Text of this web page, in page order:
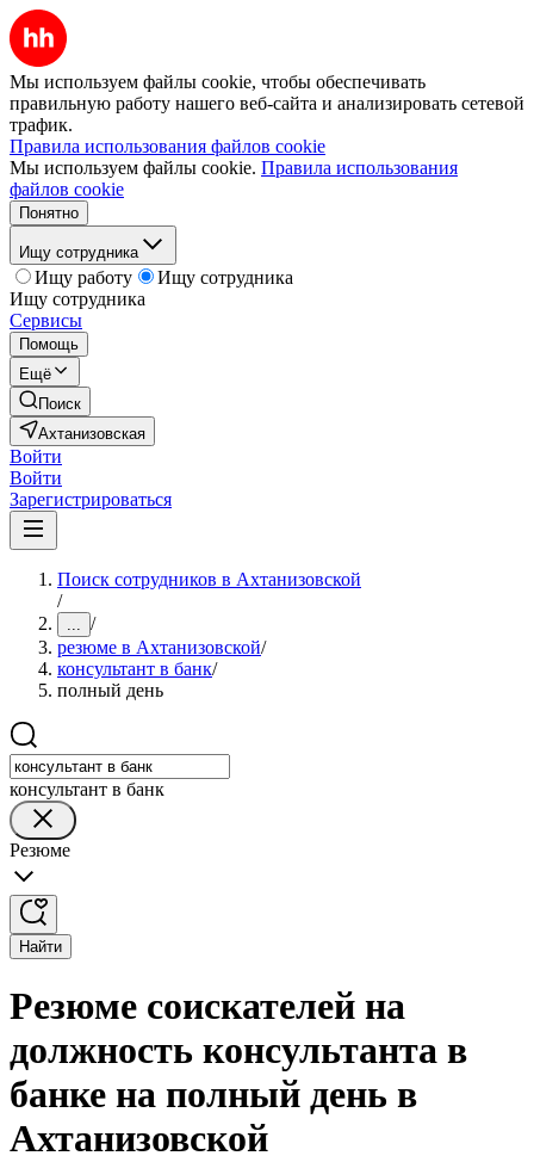
Мы используем файлы cookie, чтобы обеспечивать
правильную работу нашего веб-сайта и анализировать сетевой
трафик.
Правила использования файлов cookie
Мы используем файлы cookie. Правила использования
файлов cookie
Понятно
Ищу сотрудника
Ищу работу
Ищу сотрудника
Ищу сотрудника
Сервисы
Помощь
Ещё
Поиск
Ахтанизовская
Войти
Войти
Зарегистрироваться
Поиск сотрудников в Ахтанизовской
/
... /
резюме в Ахтанизовской/
консультант в банк/
полный день
консультант в банк
Резюме
Найти
Резюме соискателей на
должность консультанта в
банке на полный день в
Ахтанизовской